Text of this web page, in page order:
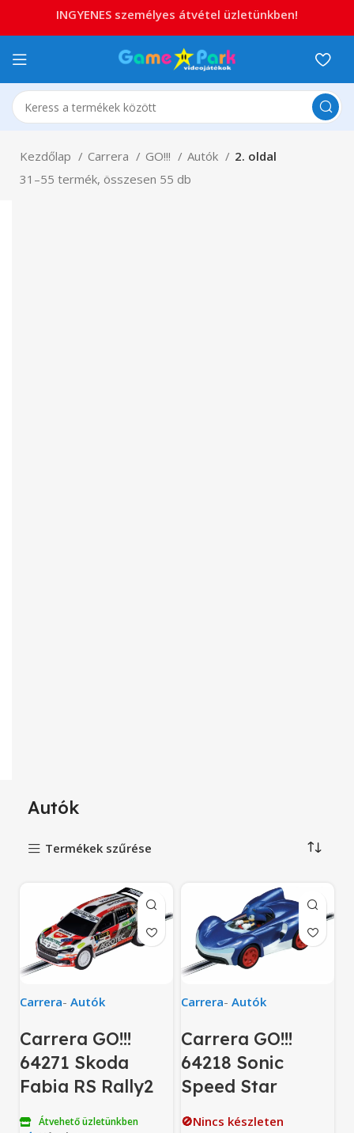
Kezdőlap Carrera GO!!! Autók
2. oldal
31–55 termék, összesen 55 db
Autók
Termékek szűrése
Carrera- Autók
Carrera GO!!!
64271 Skoda
Fabia RS Rally2
Átvehető üzletünkben
Carrera- Autók
Carrera GO!!!
64218 Sonic
Speed Star
🚫Nincs készleten
INGYENES személyes átvétel üzletünkben!